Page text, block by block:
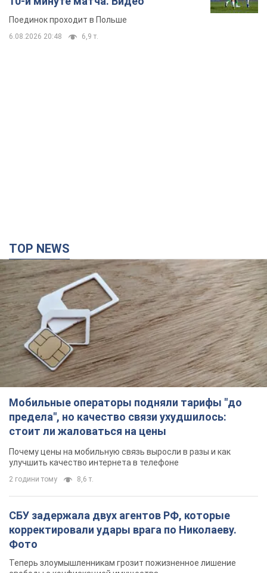
Мобильные операторы подняли тарифы "до
предела", но качество связи ухудшилось:
стоит ли жаловаться на цены
Почему цены на мобильную связь выросли в разы и как
улучшить качество интернета в телефоне
2 години тому 8,6 т.
СБУ задержала двух агентов РФ, которые
корректировали удары врага по Николаеву.
Фото
свободы с конфискацией имущества
взрыв в море: погиб мужчина, есть
пострадавшие